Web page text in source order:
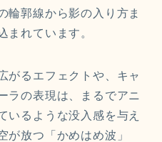
輪郭線から影の入り方ま
まれています。
がるエフェクトや、キャ
ラの表現は、まるでアニ
いるような没入感を与え
が放つ「かめはめ波」